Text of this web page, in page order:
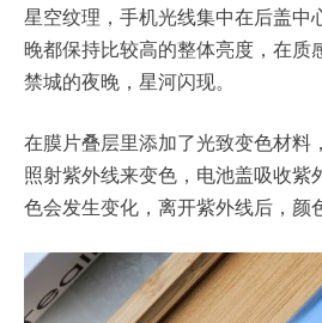
星空纹理，手机光线集中在后盖中
晚都保持比较高的整体亮度，在质
禁城的夜晚，星河闪现。
在膜片叠层里添加了光致变色材料
照射紫外线来变色，电池盖吸收紫
色会发生变化，离开紫外线后，颜